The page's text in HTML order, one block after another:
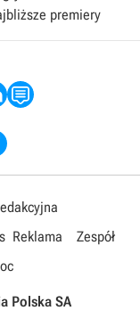
premiery
Reklama
Zespół
Polska SA